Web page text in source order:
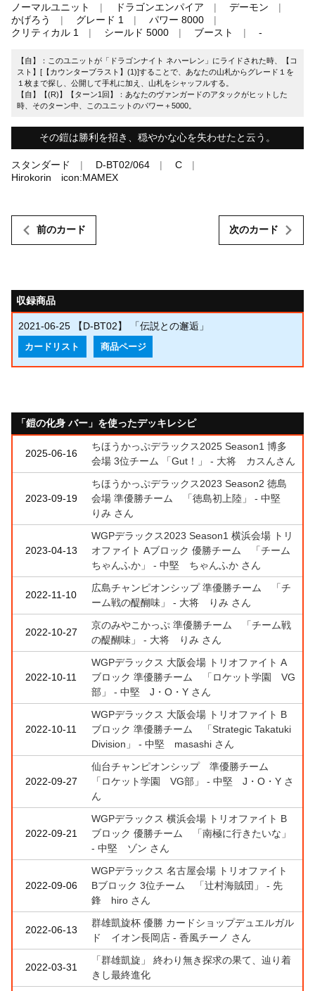
ノーマルユニット ドラゴンエンパイア
デーモン
かげろう
グレード 1
パワー 8000
クリティカル 1
シールド 5000 ブースト -
【自】：このユニットが「ドラゴンナイト ネハーレン」にライドされた時、【コ
スト】[【カウンターブラスト】(1)]することで、あなたの山札からグレード１を
１枚まで探し、公開して手札に加え、山札をシャッフルする。
【自】【(R)】【ターン1回】：あなたのヴァンガードのアタックがヒットした
時、そのターン中、このユニットのパワー＋5000。
その鎧は勝利を招き、穏やかな心を失わせたと云う。
スタンダード D-BT02/064
C
Hirokorin icon:MAMEX
前のカード 次のカード
収録商品
2021-06-25 【D-BT02】 「伝説との邂逅」
カードリスト 商品ページ
「鎧の化身 バー」を使ったデッキレシピ
2025-06-16
ちほうかっぷデラックス2025 Season1 博多
会場 3位チーム 「Gut！」 - 大将 カスんさん
2023-09-19
ちほうかっぷデラックス2023 Season2 徳島
会場 準優勝チーム 「徳島初上陸」 - 中堅
りみ さん
2023-04-13
WGPデラックス2023 Season1 横浜会場 トリ
オファイト Aブロック 優勝チーム 「チーム
ちゃんふか」 - 中堅 ちゃんふか さん
2022-11-10
広島チャンピオンシップ 準優勝チーム 「チ
ーム戦の醍醐味」 - 大将 りみ さん
2022-10-27
京のみやこかっぷ 準優勝チーム 「チーム戦
の醍醐味」 - 大将 りみ さん
2022-10-11
WGPデラックス 大阪会場 トリオファイト A
ブロック 準優勝チーム 「ロケット学園 VG
部」 - 中堅 J・O・Y さん
2022-10-11
WGPデラックス 大阪会場 トリオファイト B
ブロック 準優勝チーム 「Strategic Takatuki
Division」 - 中堅 masashi さん
2022-09-27
仙台チャンピオンシップ 準優勝チーム
「ロケット学園 VG部」 - 中堅 J・O・Y さ
ん
2022-09-21
WGPデラックス 横浜会場 トリオファイト B
ブロック 優勝チーム 「南極に行きたいな」
- 中堅 ゾン さん
2022-09-06
WGPデラックス 名古屋会場 トリオファイト
Bブロック 3位チーム 「辻村海賊団」 - 先
鋒 hiro さん
2022-06-13
群雄凱旋杯 優勝 カードショップデュエルガル
ド イオン長岡店 - 香風チーノ さん
2022-03-31
「群雄凱旋」 終わり無き探求の果て、辿り着
きし最終進化